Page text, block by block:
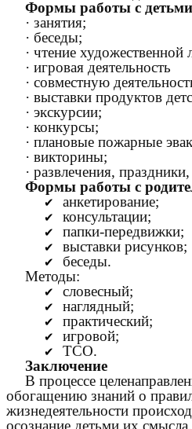
Формы работы с детьми
· занятия;
· беседы;
· чтение художественной
· игровая деятельность
· совместную
· выставки продуктов
· экскурсии;
· конкурсы;
· плановые пожарные
· викторины;
· развлечения,
Формы работы с
анкетирование;
консультации;
папки-передвижки;
выставки рисунков;
беседы.
Методы:
словесный;
наглядный;
практический;
игровой;
ТСО.
Заключение
В процессе
обогащению знаний о
жизнедеятельности
осознание детьми их